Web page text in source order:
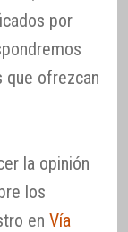
por
que ofrezcan
la opinión
los
en Vía